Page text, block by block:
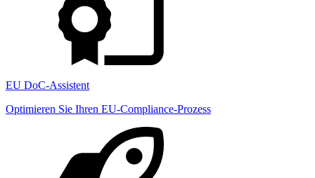
EU DoC-Assistent
Optimieren Sie Ihren EU-Compliance-Prozess